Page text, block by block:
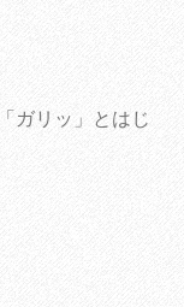
ガリッ」とはじ